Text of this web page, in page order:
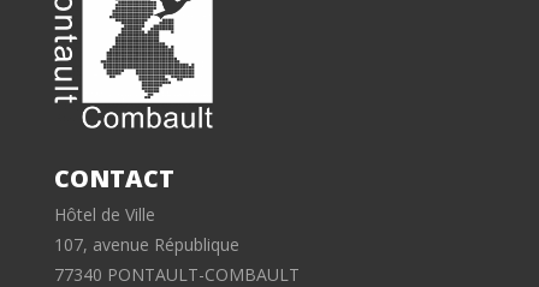
CONTACT
Hôtel de Ville
107, avenue République
77340 PONTAULT-COMBAULT